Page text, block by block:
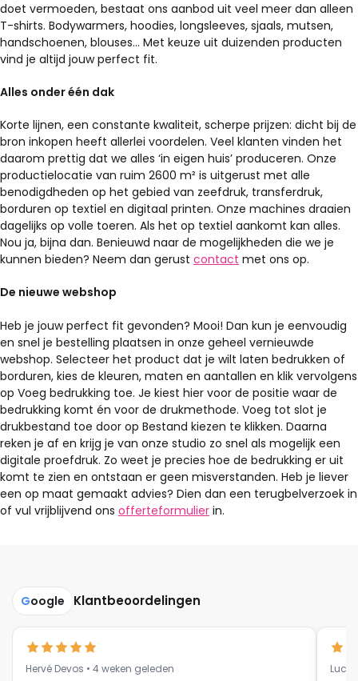
productpagina
doet vermoeden, bestaat ons aanbod uit veel meer dan alleen
T-shirts. Bodywarmers, hoodies, longsleeves, sjaals, mutsen,
handschoenen, blouses… Met keuze uit duizenden producten
vind je altijd jouw perfect fit.
Alles onder één dak
Korte lijnen, een constante kwaliteit, scherpe prijzen: dicht bij de
bron inkopen heeft allerlei voordelen. Veel klanten vinden het
daarom prettig dat we alles ‘in eigen huis’ produceren. Onze
productielocatie van ruim 2600 m² is uitgerust met alle
benodigdheden op het gebied van zeefdruk, transferdruk,
borduren op textiel en digitaal printen. Onze machines draaien
dagelijks op volle toeren. Als het op textiel aankomt kan alles.
Nou ja, bijna dan. Benieuwd naar de mogelijkheden die we je
kunnen bieden? Neem dan gerust contact met ons op.
De nieuwe webshop
Heb je jouw perfect fit gevonden? Mooi! Dan kun je eenvoudig
en snel je bestelling plaatsen in onze geheel vernieuwde
webshop. Selecteer het product dat je wilt laten bedrukken of
borduren, kies de kleuren, maten en aantallen en klik vervolgens
op Voeg bedrukking toe. Je kiest hier voor de positie waar de
bedrukking komt én voor de drukmethode. Voeg tot slot je
drukbestand toe door op Bestand kiezen te klikken. Daarna
reken je af en krijg je van onze studio zo snel als mogelijk een
digitale proefdruk. Zo weet je precies hoe de bedrukking er uit
komt te zien en ontstaan er geen misverstanden. Heb je liever
een op maat gemaakt advies? Dien dan een terugbelverzoek in
of vul vrijblijvend ons offerteformulier in.
Google Klantbeoordelingen
Hervé Devos • 4 weken geleden Luc